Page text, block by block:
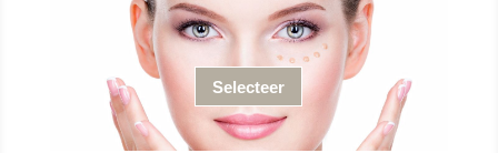
Selecteer